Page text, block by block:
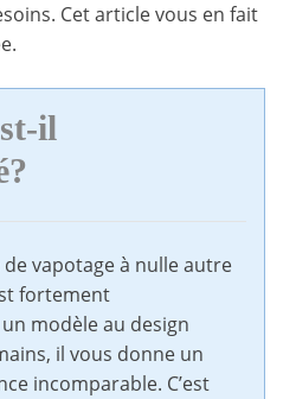
Cet article vous en fait
il
vapotage à nulle autre
fortement
modèle au design
il vous donne un
incomparable. C’est